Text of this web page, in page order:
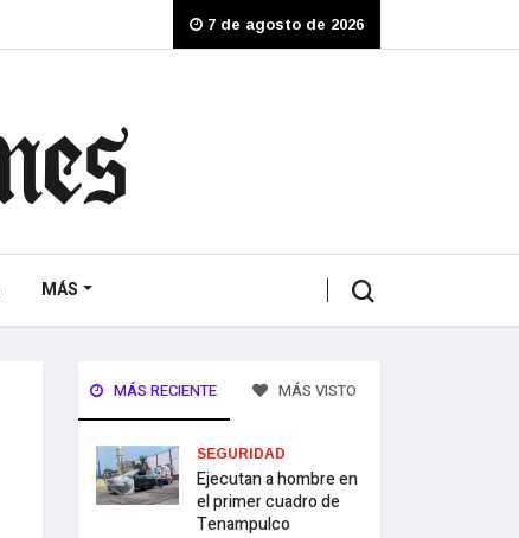
7 de agosto de 2026
MÁS
MÁS RECIENTE MÁS VISTO
SEGURIDAD
Ejecutan a hombre en
el primer cuadro de
Tenampulco